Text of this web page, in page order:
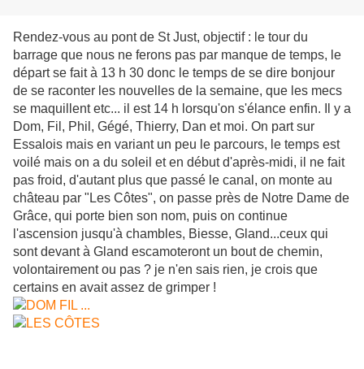
Rendez-vous au pont de St Just, objectif : le tour du
barrage que nous ne ferons pas par manque de temps, le
départ se fait à 13 h 30 donc le temps de se dire bonjour
de se raconter les nouvelles de la semaine, que les mecs
se maquillent etc... il est 14 h lorsqu'on s'élance enfin. Il y a
Dom, Fil, Phil, Gégé, Thierry, Dan et moi. On part sur
Essalois mais en variant un peu le parcours, le temps est
voilé mais on a du soleil et en début d'après-midi, il ne fait
pas froid, d'autant plus que passé le canal, on monte au
château par "Les Côtes", on passe près de Notre Dame de
Grâce, qui porte bien son nom, puis on continue
l'ascension jusqu'à chambles, Biesse, Gland...ceux qui
sont devant à Gland escamoteront un bout de chemin,
volontairement ou pas ? je n'en sais rien, je crois que
certains en avait assez de grimper !